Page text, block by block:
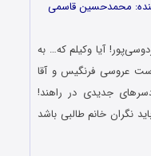
محمدحسین قاسمی
آیا وکیلم که… به
عروسی فرنگیس و آقا
جدیدی در راهند!
نگران خانم طالبی باشد